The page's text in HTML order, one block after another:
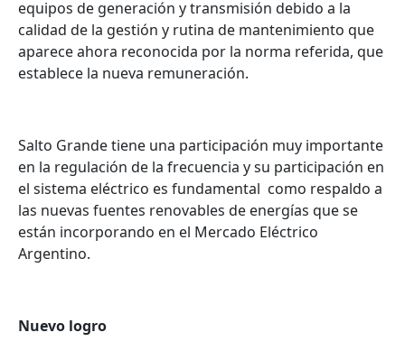
equipos de generación y transmisión debido a la
calidad de la gestión y rutina de mantenimiento que
aparece ahora reconocida por la norma referida, que
establece la nueva remuneración.
Salto Grande tiene una participación muy importante
en la regulación de la frecuencia y su participación en
el sistema eléctrico es fundamental como respaldo a
las nuevas fuentes renovables de energías que se
están incorporando en el Mercado Eléctrico
Argentino.
Nuevo logro